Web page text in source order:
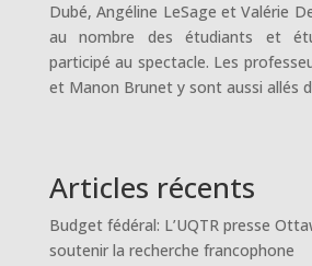
Dubé, Angéline LeSage et Valérie
au nombre des étudiants et
participé au spectacle. Les
et Manon Brunet y sont aussi allés
Articles récents
Budget fédéral: L’UQTR presse
soutenir la recherche francophone